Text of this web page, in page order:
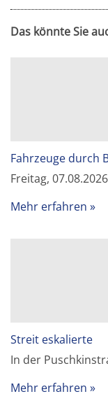
Das könnte Sie
Fahrzeuge durch
Freitag,
Mehr erfahren
Streit eskalierte
In der
Mehr erfahren